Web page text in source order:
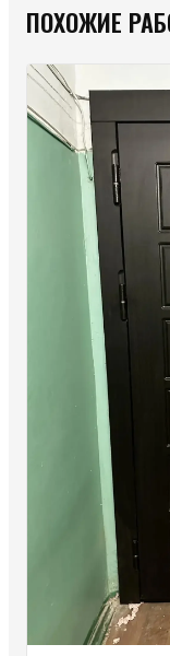
ПОХОЖИЕ